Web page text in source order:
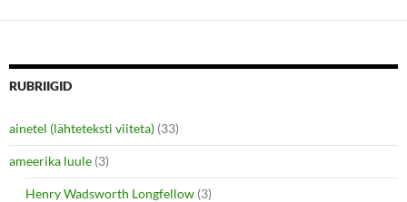
o d
RUBRIIGID
ainetel (lähteteksti viiteta) (33)
ameerika luule (3)
Henry Wadsworth Longfellow (3)